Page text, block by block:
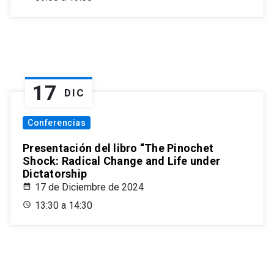
17 DIC
Conferencias
Presentación del libro “The Pinochet
Shock: Radical Change and Life under
Dictatorship
17 de Diciembre de 2024
13:30 a 14:30